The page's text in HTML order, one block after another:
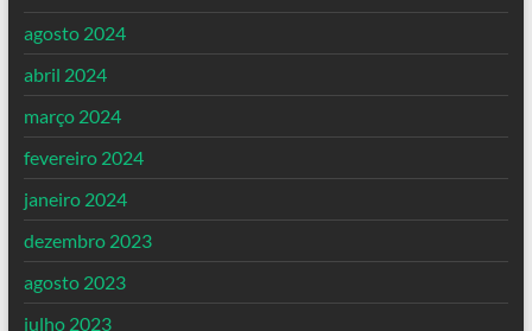
agosto 2024
abril 2024
março 2024
fevereiro 2024
janeiro 2024
dezembro 2023
agosto 2023
julho 2023